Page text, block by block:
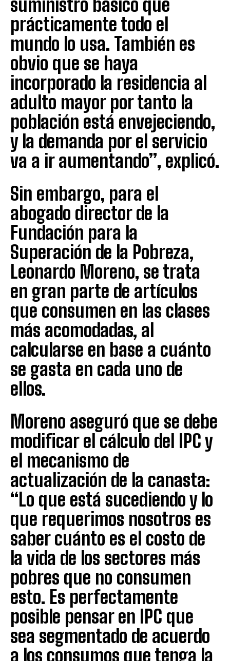
suministro básico que
prácticamente todo el
mundo lo usa. También es
obvio que se haya
incorporado la residencia al
adulto mayor por tanto la
población está envejeciendo,
y la demanda por el servicio
va a ir aumentando”, explicó.
Sin embargo, para el
abogado director de la
Fundación para la
Superación de la Pobreza,
Leonardo Moreno, se trata
en gran parte de artículos
que consumen en las clases
más acomodadas, al
calcularse en base a cuánto
se gasta en cada uno de
ellos.
Moreno aseguró que se debe
modificar el cálculo del IPC y
el mecanismo de
actualización de la canasta:
“Lo que está sucediendo y lo
que requerimos nosotros es
saber cuánto es el costo de
la vida de los sectores más
pobres que no consumen
esto. Es perfectamente
posible pensar en IPC que
sea segmentado de acuerdo
a los consumos que tenga la